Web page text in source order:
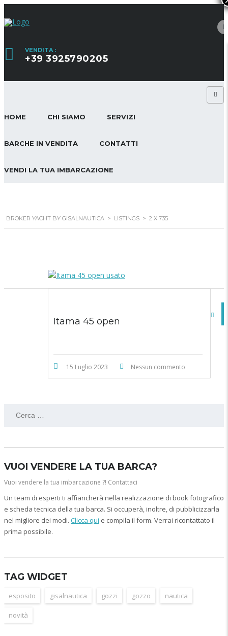
VENDITA :
+39 3925790205
HOME CHI SIAMO SERVIZI
BARCHE IN VENDITA CONTATTI
VENDI LA TUA IMBARCAZIONE
BROKER YACHT BY GISALNAUTICA > LISTINGS > 2 X 735
Itama 45 open
15 Luglio 2023 Nessun commento
VUOI VENDERE LA TUA BARCA?
Vuoi vendere la tua imbarcazione ?! Contattaci
Un team di esperti ti affiancherà nella realizzazione di book fotografico
e scheda tecnica della tua barca. Si occuperà, inoltre, di pubblicizzarla
nel migliore dei modi. Clicca qui e compila il form. Verrai ricontattato il
prima possibile.
TAG WIDGET
esposito gisalnautica gozzi gozzo nautica
novità